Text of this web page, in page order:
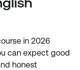
in 2026
can expect good
honest